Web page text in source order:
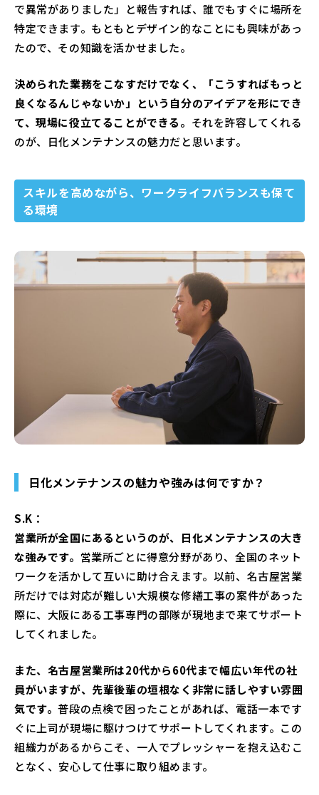
で異常がありました」と報告すれば、誰でもすぐに場所を
特定できます。もともとデザイン的なことにも興味があっ
たので、その知識を活かせました。
決められた業務をこなすだけでなく、「こうすればもっと
良くなるんじゃないか」という自分のアイデアを形にでき
て、現場に役立てることができる。 それを許容してくれる
のが、日化メンテナンスの魅力だと思います。
スキルを高めながら、ワークライフバランスも保て
る環境
日化メンテナンスの魅力や強みは何ですか？
S.K：
営業所が全国にあるというのが、日化メンテナンスの大き
な強みです。 営業所ごとに得意分野があり、全国のネット
ワークを活かして互いに助け合えます。以前、名古屋営業
所だけでは対応が難しい大規模な修繕工事の案件があった
際に、大阪にある工事専門の部隊が現地まで来てサポート
してくれました。
また、名古屋営業所は20代から60代まで幅広い年代の社
員がいますが、先輩後輩の垣根なく非常に話しやすい雰囲
気です。普段の点検で困ったことがあれば、電話一本です
ぐに上司が現場に駆けつけてサポートしてくれます。この
組織力があるからこそ、一人でプレッシャーを抱え込むこ
となく、安心して仕事に取り組めます。